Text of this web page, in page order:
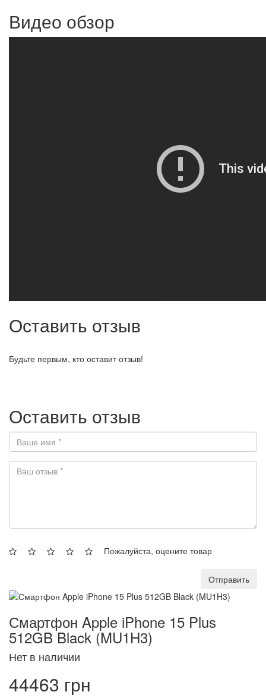
Видео обзор
Оставить отзыв
Будьте первым, кто оставит отзыв!
Оставить отзыв
Пожалуйста, оцените товар
Отправить
Смартфон Apple iPhone 15 Plus
512GB Black (MU1H3)
Нет в наличии
44463 грн